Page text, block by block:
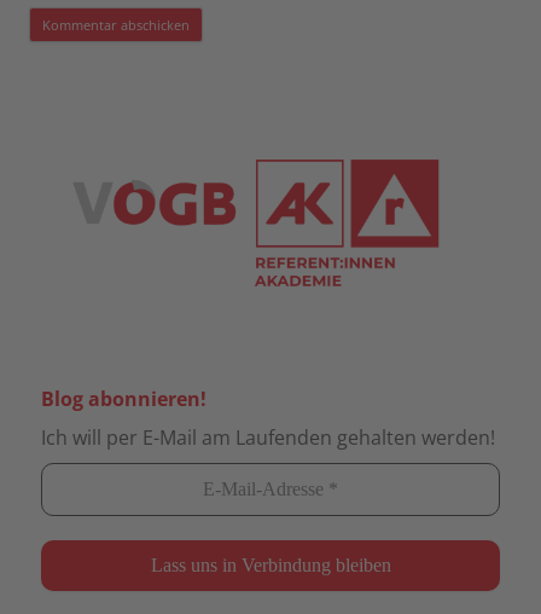
Blog abonnieren!
Ich will per E-Mail am Laufenden gehalten werden!